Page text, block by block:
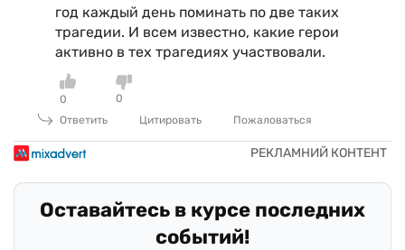
год каждый день поминать по две таких
трагедии. И всем известно, какие герои
активно в тех трагедиях участвовали.
0
0
Ответить
Цитировать Пожаловаться
Оставайтесь в курсе последних
событий!